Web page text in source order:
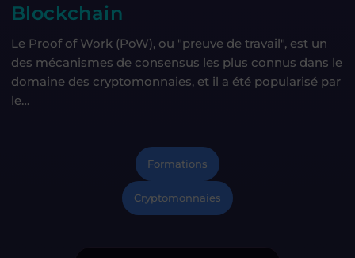
Blockchain
Le Proof of Work (PoW), ou "preuve de travail", est un
des mécanismes de consensus les plus connus dans le
domaine des cryptomonnaies, et il a été popularisé par
le…
Formations
Cryptomonnaies